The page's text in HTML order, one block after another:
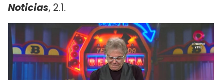
Noticias, 2.1.